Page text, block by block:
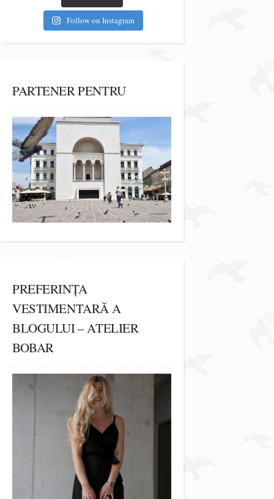
Follow on Instagram
PARTENER PENTRU
PREFERINȚA
VESTIMENTARĂ A
BLOGULUI – ATELIER
BOBAR